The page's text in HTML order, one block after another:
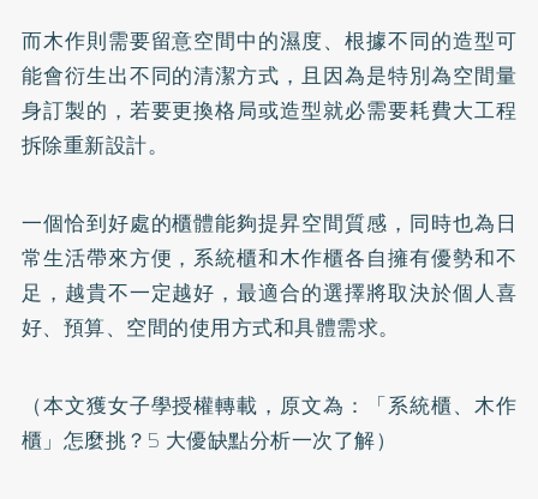
而木作則需要留意空間中的濕度、根據不同的造型可
能會衍生出不同的清潔方式，且因為是特別為空間量
身訂製的，若要更換格局或造型就必需要耗費大工程
拆除重新設計。
一個恰到好處的櫃體能夠提昇空間質感，同時也為日
常生活帶來方便，系統櫃和木作櫃各自擁有優勢和不
足，越貴不一定越好，最適合的選擇將取決於個人喜
好、預算、空間的使用方式和具體需求。
（本文獲女子學授權轉載，原文為：
「系統櫃、木作
櫃」怎麼挑？5 大優缺點分析一次了解）